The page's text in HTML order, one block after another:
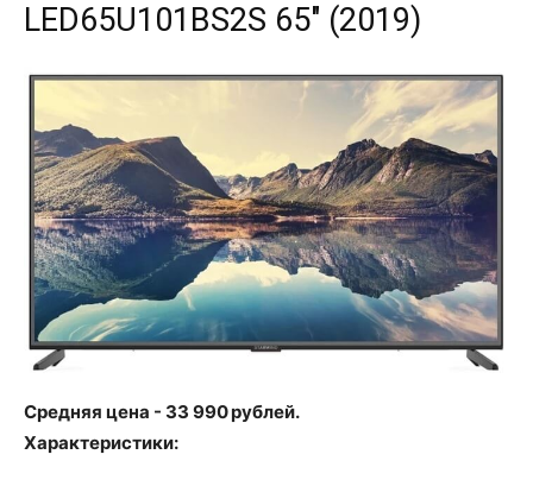
LED65U101BS2S 65" (2019)
Средняя цена - 33 990 рублей.
Характеристики: